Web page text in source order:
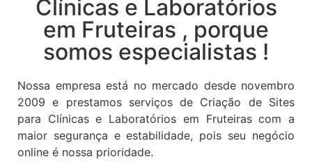
Clínicas e Laboratórios
em Fruteiras , porque
somos especialistas !
Nossa empresa está no mercado desde novembro
2009 e prestamos serviços de Criação de Sites
para Clínicas e Laboratórios em Fruteiras com a
maior segurança e estabilidade, pois seu negócio
online é nossa prioridade.